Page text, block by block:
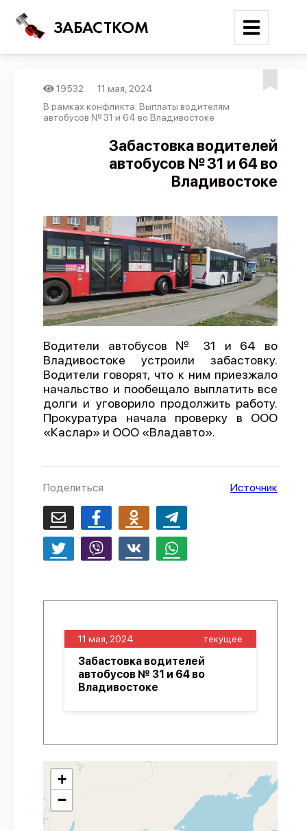
ЗАБАСТКОМ
Войти
Поиск
Новости
Карта событий
Отчеты
Предложить публикацию
Справочник
API
О проекте
Политика конфиденциальности
19532
11 мая, 2024
В рамках конфликта: Выплаты водителям
автобусов № 31 и 64 во Владивостоке
Забастовка водителей
автобусов № 31 и 64 во
Владивостоке
Водители автобусов № 31 и 64 во
Владивостоке устроили забастовку.
Водители говорят, что к ним приезжало
начальство и пообещало выплатить все
долги и уговорило продолжить работу.
Прокуратура начала проверку в ООО
«Каслар» и ООО «Владавто».
Поделиться Источник
11 мая, 2024 текущее
Забастовка водителей
автобусов № 31 и 64 во
Владивостоке
+
−